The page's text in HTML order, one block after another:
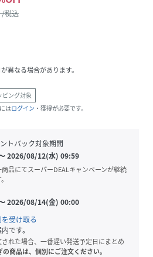
/税込
異なる場合があります。
ピング対象
はログイン ・獲得が必要です。
トバック対象期間
2026/08/12(水) 09:59
品にてスーパーDEALキャンペーンが継続
2026/08/14(金) 00:00
受け取る
です。
れた場合、一番遅い発送予定日にまとめ
の商品は、個別にご注文ください。